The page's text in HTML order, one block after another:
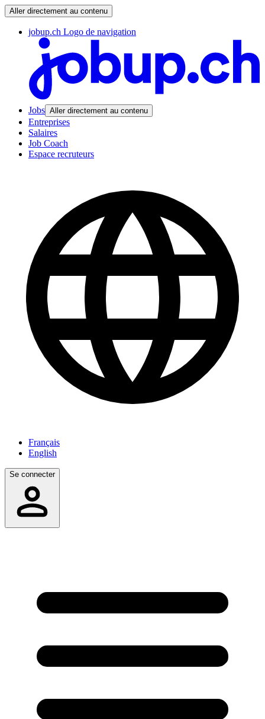
Aller directement au contenu
jobup.ch Logo de navigation
Jobs Aller directement au contenu
Entreprises
Salaires
Job Coach
Espace recruteurs
Français
English
Se connecter